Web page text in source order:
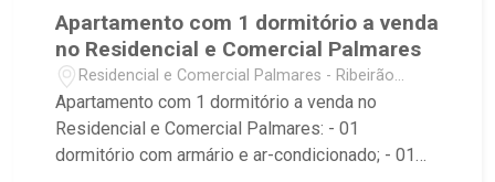
Apartamento com 1 dormitório a venda
no Residencial e Comercial Palmares
Residencial e Comercial Palmares - Ribeirão
Preto/SP
Apartamento com 1 dormitório a venda no
Residencial e Comercial Palmares: - 01
dormitório com armário e ar-condicionado; - 01